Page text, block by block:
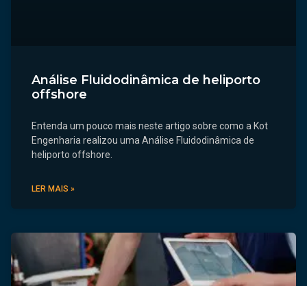
Análise Fluidodinâmica de heliporto
offshore
Entenda um pouco mais neste artigo sobre como a Kot
Engenharia realizou uma Análise Fluidodinâmica de
heliporto offshore.
LER MAIS »